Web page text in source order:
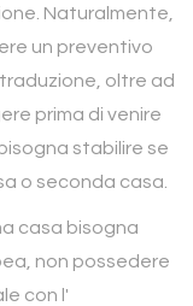
Naturalmente,
un preventivo
oltre ad
prima di venire
stabilire se
o seconda casa.
casa bisogna
non possedere
con l'